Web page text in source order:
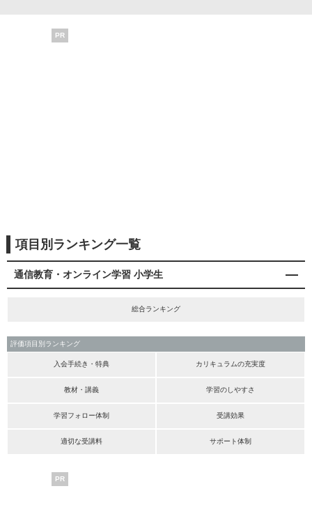
PR
項目別ランキング一覧
通信教育・オンライン学習 小学生
総合ランキング
評価項目別ランキング
入会手続き・特典 カリキュラムの充実度
教材・講義 学習のしやすさ
学習フォロー体制 受講効果
適切な受講料 サポート体制
PR